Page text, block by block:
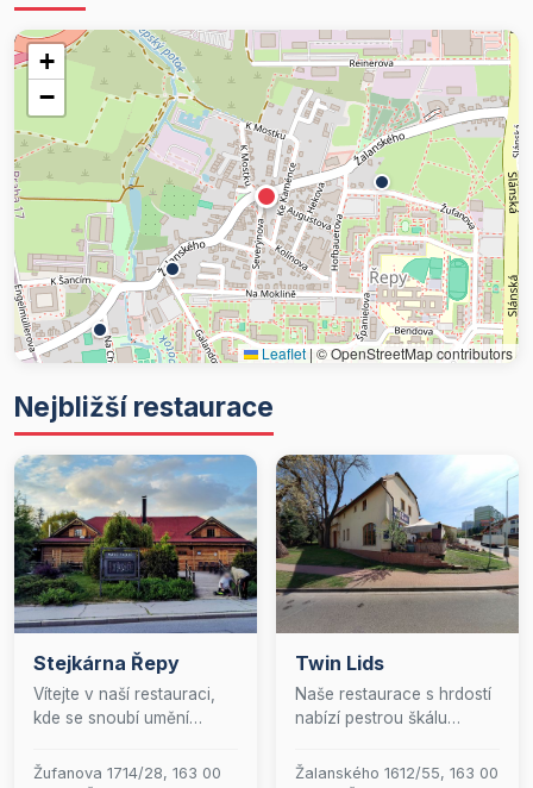
+
−
Leaflet | © OpenStreetMap contributors
Nejbližší restaurace
Stejkárna Řepy
Vítejte v naší restauraci,
kde se snoubí umění
steaků s autentickou chutí
Žufanova 1714/28, 163 00
Twin Lids
Naše restaurace s hrdostí
nabízí pestrou škálu
pokrmů, které potěší
Žalanského 1612/55, 163 00